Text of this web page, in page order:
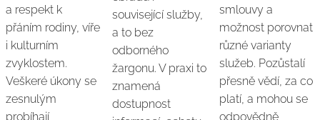
a respekt k
přáním rodiny, víře
i kulturním
zvyklostem.
Veškeré úkony se
zesnulým
probíhají
související služby,
a to bez
odborného
žargonu. V praxi to
znamená
dostupnost
smlouvy a
možnost porovnat
různé varianty
služeb. Pozůstalí
přesně vědí, za co
platí, a mohou se
odpovědně